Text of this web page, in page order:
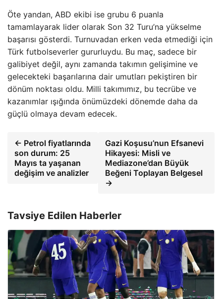
Öte yandan, ABD ekibi ise grubu 6 puanla
tamamlayarak lider olarak Son 32 Turu’na yükselme
başarısı gösterdi. Turnuvadan erken veda etmediği için
Türk futbolseverler gururluydu. Bu maç, sadece bir
galibiyet değil, aynı zamanda takımın gelişimine ve
gelecekteki başarılarına dair umutları pekiştiren bir
dönüm noktası oldu. Milli takımımız, bu tecrübe ve
kazanımlar ışığında önümüzdeki dönemde daha da
güçlü olmaya devam edecek.
← Petrol fiyatlarında
son durum: 25
Mayıs ta yaşanan
değişim ve analizler
Gazi Koşusu’nun Efsanevi
Hikayesi: Misli ve
Mediazone’dan Büyük
Beğeni Toplayan Belgesel
→
Tavsiye Edilen Haberler